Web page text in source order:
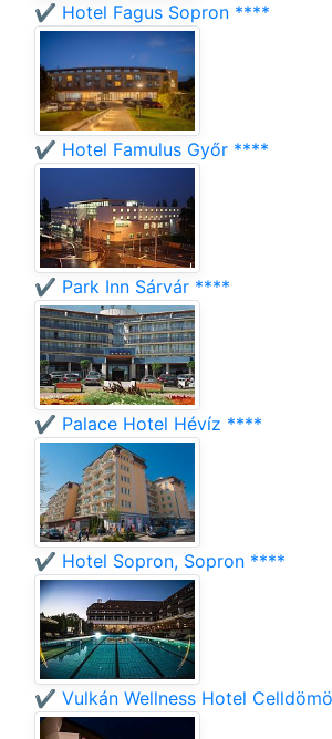
✔️ Hotel Fagus Sopron ****
✔️ Hotel Famulus Győr ****
✔️ Park Inn Sárvár ****
✔️ Palace Hotel Hévíz ****
✔️ Hotel Sopron, Sopron ****
✔️ Vulkán Wellness Hotel